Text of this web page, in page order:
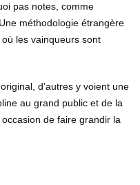
pas notes, comme
méthodologie étrangère
les vainqueurs sont
d’autres y voient une
au grand public et de la
de faire grandir la